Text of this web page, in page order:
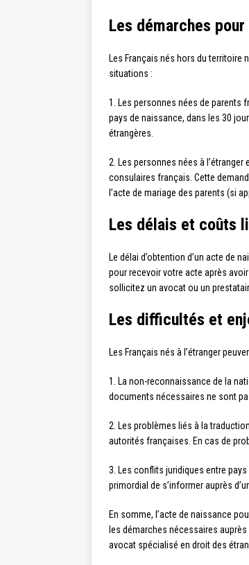
Les démarches
Les Français nés hors du territoire
situations :
1. Les personnes nées de parents
pays de naissance, dans les 30
étrangères.
2. Les personnes nées à
consulaires français. Cette
l’acte de mariage des parents (si
Les délais et coûts
Le délai d’obtention d’un acte de
pour recevoir votre acte après
sollicitez un avocat ou un
Les difficultés et
Les Français nés à l’étranger
1. La non-reconnaissance de la
documents nécessaires ne sont
2. Les problèmes liés à la
autorités françaises. En cas de
3. Les conflits juridiques entre
primordial de s’informer auprès
En somme, l’acte de naissance
les démarches nécessaires
avocat spécialisé en droit des